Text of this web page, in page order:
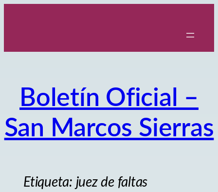
Boletín Oficial –
San Marcos Sierras
Etiqueta: juez de faltas